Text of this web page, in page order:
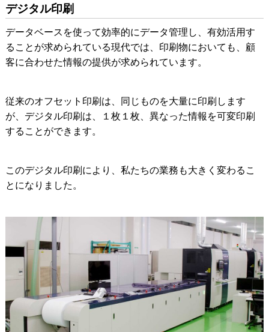
デジタル印刷
データベースを使って効率的にデータ管理し、有効活用す
ることが求められている現代では、印刷物においても、顧
客に合わせた情報の提供が求められています。
従来のオフセット印刷は、同じものを大量に印刷します
が、デジタル印刷は、１枚１枚、異なった情報を可変印刷
することができます。
このデジタル印刷により、私たちの業務も大きく変わるこ
とになりました。